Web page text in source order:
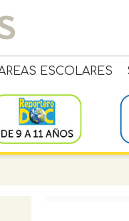
ESCOLARES